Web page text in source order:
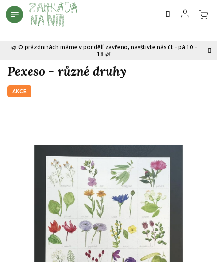
Přejít
na
🌿 O prázdninách máme v pondělí zavřeno, navštivte nás út - pá 10 -
18 🌿
Pexeso - různé druhy
AKCE